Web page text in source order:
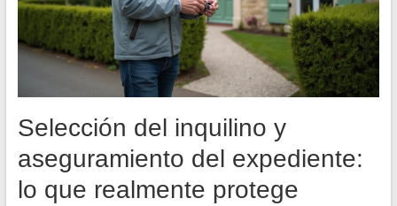
Selección del inquilino y
aseguramiento del expediente:
lo que realmente protege